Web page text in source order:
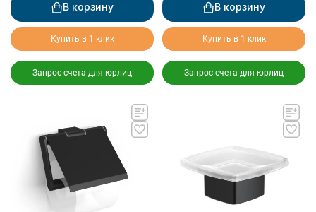
В корзину
Купить в 1 клик
Запрос счета для юрлиц
В корзину
Купить в 1 клик
Запрос счета для юрлиц